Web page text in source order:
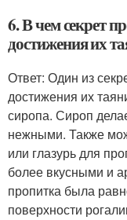
6. В чем секрет
достижения их
Ответ: Один из
достижения их
сиропа. Сироп
нежными. Также
или глазурь для
более вкусными и
пропитка была
поверхности